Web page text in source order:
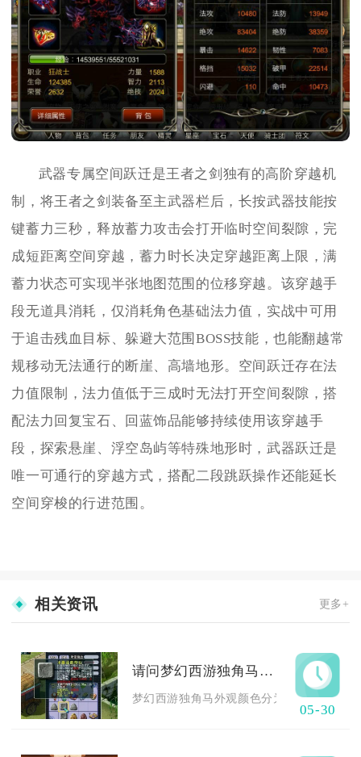
武器专属空间跃迁是王者之剑独有的高阶穿越机
制，将王者之剑装备至主武器栏后，长按武器技能按
键蓄力三秒，释放蓄力攻击会打开临时空间裂隙，完
成短距离空间穿越，蓄力时长决定穿越距离上限，满
蓄力状态可实现半张地图范围的位移穿越。该穿越手
段无道具消耗，仅消耗角色基础法力值，实战中可用
于追击残血目标、躲避大范围BOSS技能，也能翻越常
规移动无法通行的断崖、高墙地形。空间跃迁存在法
力值限制，法力值低于三成时无法打开空间裂隙，搭
配法力回复宝石、回蓝饰品能够持续使用该穿越手
段，探索悬崖、浮空岛屿等特殊地形时，武器跃迁是
唯一可通行的穿越方式，搭配二段跳跃操作还能延长
空间穿梭的行进范围。
相关资讯 更多+
请问梦幻西游独角马的外观颜色是如何的
梦幻西游独角马外观颜色分为原色、三种
05-30